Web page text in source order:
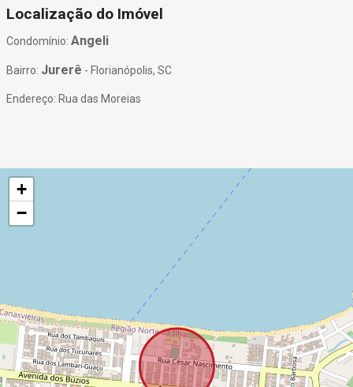
Localização do Imóvel
Condomínio: Angeli
Bairro: Jurerê - Florianópolis, SC
Endereço: Rua das Moreias
+
−